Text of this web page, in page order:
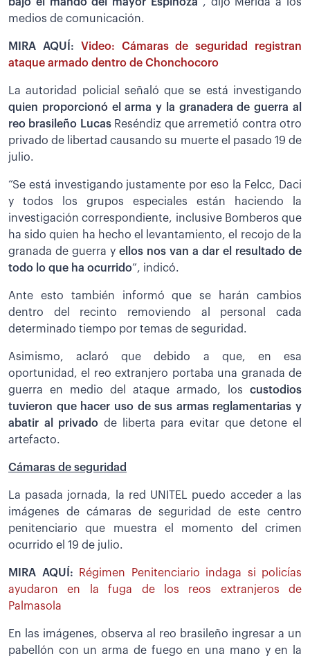
medios de comunicación.
MIRA AQUÍ:
Video: Cámaras de seguridad registran
ataque armado dentro de Chonchocoro
La autoridad policial señaló que se está investigando
quien proporcionó el arma y la granadera de guerra al
reo brasileño LucasReséndiz que arremetió contra otro
privado de libertad causando su muerte el pasado 19 de
julio.
“Se está investigando justamente por eso la Felcc, Daci
y todos los grupos especiales están haciendo la
investigación correspondiente, inclusive Bomberos que
ha sido quien ha hecho el levantamiento, el recojo de la
granada de guerra y ellos nos van a dar el resultado de
todo lo que ha ocurrido”, indicó.
Ante esto también informó que se harán cambios
dentro del recinto removiendo al personal cada
determinado tiempo por temas de seguridad.
Asimismo, aclaró que debido a que, en esa
oportunidad, el reo extranjero portaba una granada de
guerra en medio del ataque armado, los custodios
tuvieron que hacer uso de sus armas reglamentarias y
abatir al privado de liberta para evitar que detone el
artefacto.
Cámaras de seguridad
La pasada jornada, la red UNITEL puedo acceder a las
imágenes de cámaras de seguridad de este centro
penitenciario que muestra el momento del crimen
ocurrido el 19 de julio.
MIRA AQUÍ:
Régimen Penitenciario indaga si policías
ayudaron en la fuga de los reos extranjeros de
Palmasola
En las imágenes, observa al reo brasileño ingresar a un
pabellón con un arma de fuego en una mano y en la